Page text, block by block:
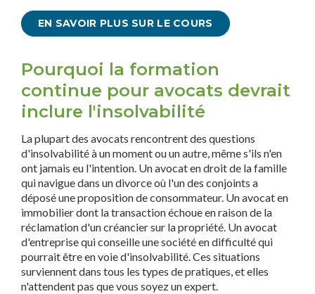
EN SAVOIR PLUS SUR LE COURS
Pourquoi la formation
continue pour avocats devrait
inclure l'insolvabilité
La plupart des avocats rencontrent des questions
d'insolvabilité à un moment ou un autre, même s'ils n'en
ont jamais eu l'intention. Un avocat en droit de la famille
qui navigue dans un divorce où l'un des conjoints a
déposé une proposition de consommateur. Un avocat en
immobilier dont la transaction échoue en raison de la
réclamation d'un créancier sur la propriété. Un avocat
d'entreprise qui conseille une société en difficulté qui
pourrait être en voie d'insolvabilité. Ces situations
surviennent dans tous les types de pratiques, et elles
n'attendent pas que vous soyez un expert.